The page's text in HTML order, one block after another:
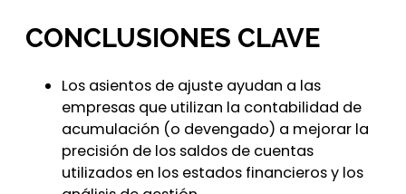
CONCLUSIONES CLAVE
Los asientos de ajuste ayudan a las
empresas que utilizan la contabilidad de
acumulación (o devengado) a mejorar la
precisión de los saldos de cuentas
utilizados en los estados financieros y los